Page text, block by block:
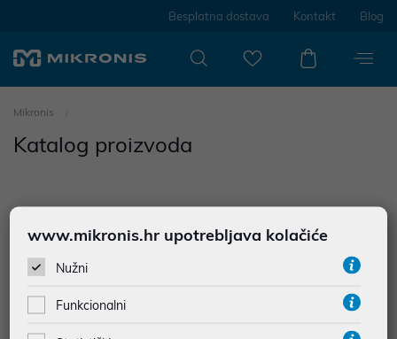
Besplatna dostava Kontakt Blog
Mikronis
Katalog proizvoda
Nisu prodađeni rezultati u kategoriji
www.mikronis.hr upotrebljava kolačiće
Nužni
Funkcionalni